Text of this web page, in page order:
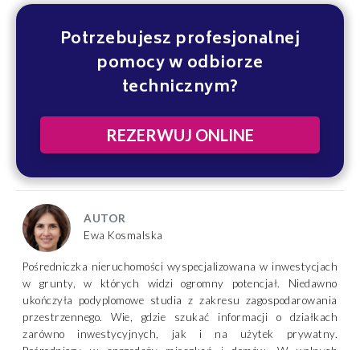
Potrzebujesz profesjonalnej
pomocy w odbiorze
technicznym?
REZERWUJ ONLINE
AUTOR
Ewa Kosmalska
Pośredniczka nieruchomości wyspecjalizowana w inwestycjach
w grunty, w których widzi ogromny potencjał. Niedawno
ukończyła podyplomowe studia z zakresu zagospodarowania
przestrzennego. Wie, gdzie szukać informacji o działkach
zarówno inwestycyjnych, jak i na użytek prywatny.